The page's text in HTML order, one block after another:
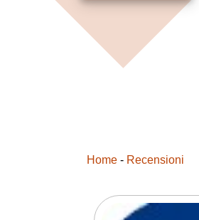
Home - Recensioni